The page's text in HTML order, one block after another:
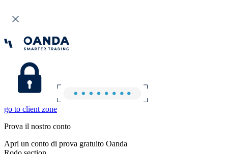
go to client zone
Prova il nostro conto
Apri un conto di prova gratuito Oanda